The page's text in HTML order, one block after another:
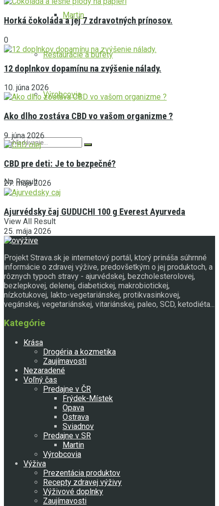
Martin
Reštaurácie a bufety
Výrobcovia
No Result
View All Result
Horká čokoláda a jej 7 zdravotných prínosov.
0
12 doplnkov dopamínu na zvýšenie nálady.
10. júna 2026
Ako dlho zostáva CBD vo vašom organizme ?
9. júna 2026
CBD pre deti: Je to bezpečné?
27. mája 2026
Ajurvédsky čaj GUDUCHI 100 g Everest Ayurveda
25. mája 2026
Projekt Strava.sk je internetový portál, ktorý prináša súhrnné
informácie o zdravej výžive, predovšetkým o jej produktoch, a
rôznych typoch stravy - ajurvédskej, bezcholesterolovej,
bezlepkovej, delenej, diabetickej, makrobiotickej,
nízkotukovej, lakto-vegetariánskej, protikvasinkovej,
vegánskej, vegetariánskej, vitariánskej, paleo, SCD, ketodiéta...
Kategórie
Krása
Drogéria a kozmetika
Zaujímavosti
Nezaradené
Voľný čas
Predajne v ČR
Frýdek-Místek
Opava
Ostrava
Sviadnov
Predajne v SR
Martin
Výrobcovia
Výživa
Prezentácia produktov
Recepty zdravej výživy
Výživové doplnky
Zaujímavosti